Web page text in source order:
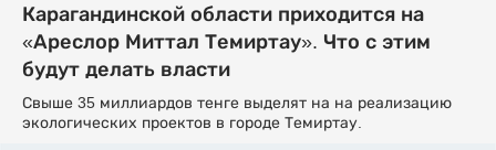
Карагандинской области приходится на
«Ареслор Миттал Темиртау». Что с этим
будут делать власти
Свыше 35 миллиардов тенге выделят на на реализацию
экологических проектов в городе Темиртау.